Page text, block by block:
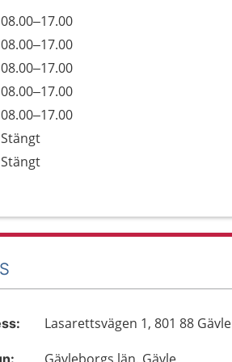
08.00–17.00
08.00–17.00
08.00–17.00
08.00–17.00
08.00–17.00
Stängt
Stängt
Lasarettsvägen 1, 801 88 Gävle